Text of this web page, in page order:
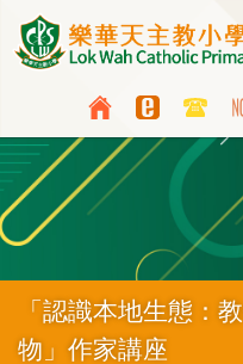
移至主內容
「認識本地生態：
物」作家講座